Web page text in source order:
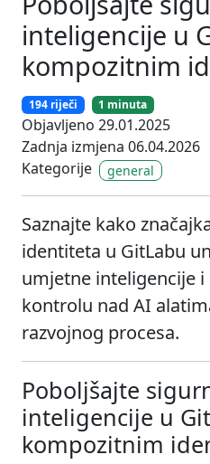
inteligencije u
kompozitnim
194 riječi 1 minuta
Objavljeno 29.01.2025
Zadnja izmjena 06.04.2026
Kategorije
general
Saznajte kako
identiteta u GitLabu
umjetne inteligencije
kontrolu nad AI
razvojnog procesa.
Poboljšajte
inteligencije u
kompozitnim